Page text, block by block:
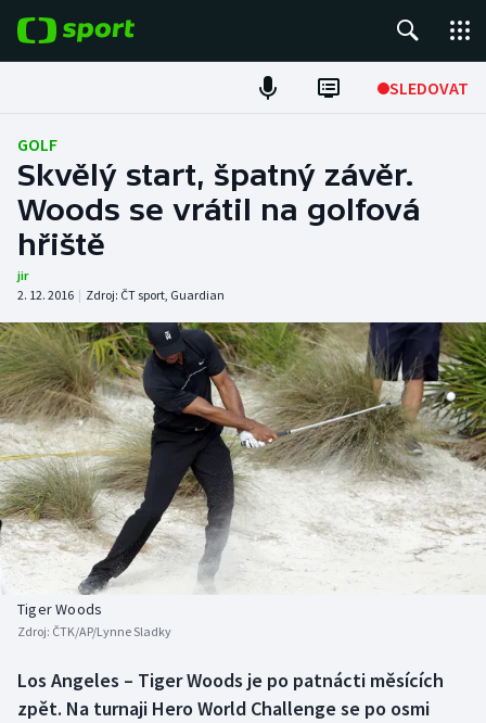
SLEDOVAT
Fotbal
Hokej
Tenis
Atletika
Cyklistika
DALŠÍ SPORTY
Americký fotbal
Baseball a softbal
Basketbal
Biatlon
Box
NEPŘEHLÉDNĚTE
Soutěže
Historické návraty
Aplikace ČT sport
GOLF
Skvělý start, špatný závěr.
Woods se vrátil na golfová
hřiště
jir
2. 12. 2016 | Zdroj: ČT sport, Guardian
Tiger Woods
Zdroj: ČTK/AP/Lynne Sladky
Los Angeles – Tiger Woods je po patnácti měsících
zpět. Na turnaji Hero World Challenge se po osmi